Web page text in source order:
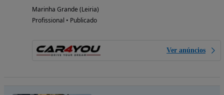
Marinha Grande (Leiria)
Profissional • Publicado
Ver anúncios